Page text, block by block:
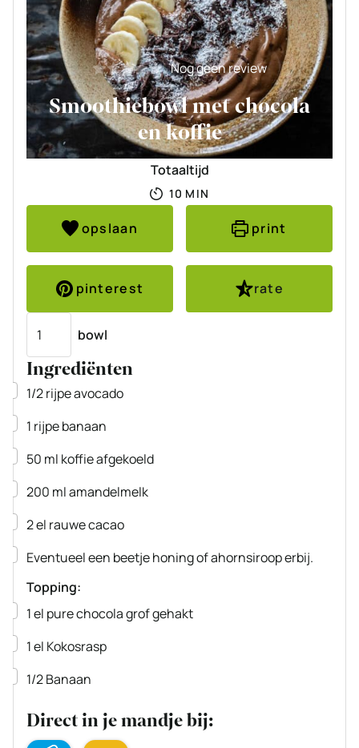
Nog geen review
Smoothiebowl met chocola
en koffie
Totaaltijd
10 MINUTEN
MIN
opslaan print
pinterest
rate
bowl
Ingrediënten
▢
1/2rijpe avocado
▢
1 rijpe banaan
▢
50 ml koffieafgekoeld
▢
200 mlamandelmelk
▢
2el rauwe cacao
▢
Eventueel een beetje honing of ahornsiroop erbij.
Topping:
▢
1el pure chocolagrof gehakt
▢
1el Kokosrasp
▢
1/2Banaan
Direct in je mandje bij: